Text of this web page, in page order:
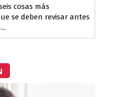
cosas más
se deben revisar antes